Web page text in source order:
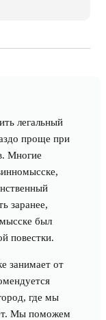
легальный
проще при
Многие
заранее,
был
повестки.
занимает от
где мы
Мы поможем